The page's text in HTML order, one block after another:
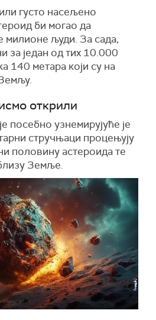
густо насељено
би могао да
милионе људи. За сада,
за један од тих 10.000
140 метара који су на
открили
посебно узнемирујуће је
стручњаци процењују
половину астероида те
Земље.